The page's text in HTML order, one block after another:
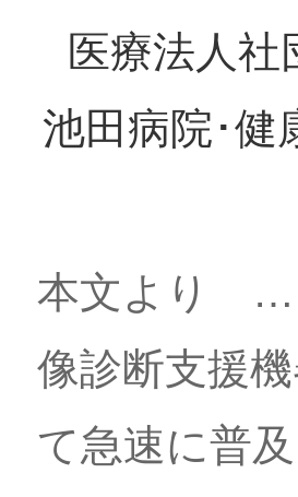
医療法人
池田病院･健
本文より …
像診断支援
て急速に普